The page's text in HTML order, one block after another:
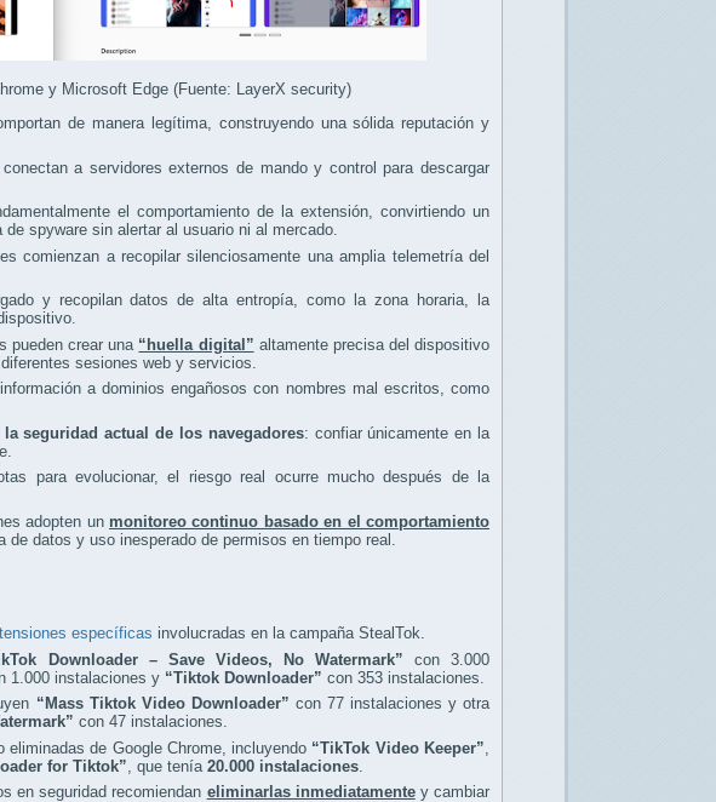
y Microsoft Edge (Fuente: LayerX security)
de manera legítima, construyendo una sólida reputación y
a servidores externos de mando y control para descargar
el comportamiento de la extensión, convirtiendo un
spyware sin alertar al usuario ni al mercado.
comienzan a recopilar silenciosamente una amplia telemetría del
y recopilan datos de alta entropía, como la zona horaria, la
pueden crear una “huella digital” altamente precisa del dispositivo
sesiones web y servicios.
a dominios engañosos con nombres mal escritos, como
seguridad actual de los navegadores: confiar únicamente en la
para evolucionar, el riesgo real ocurre mucho después de la
adopten un monitoreo continuo basado en el comportamiento
datos y uso inesperado de permisos en tiempo real.
específicas involucradas en la campaña StealTok.
Downloader – Save Videos, No Watermark” con 3.000
1.000 instalaciones y “Tiktok Downloader” con 353 instalaciones.
“Mass Tiktok Video Downloader” con 77 instalaciones y otra
con 47 instalaciones.
de Google Chrome, incluyendo “TikTok Video Keeper”
for Tiktok” , que tenía 20.000 instalaciones
en seguridad recomiendan eliminarlas inmediatamentey cambiar